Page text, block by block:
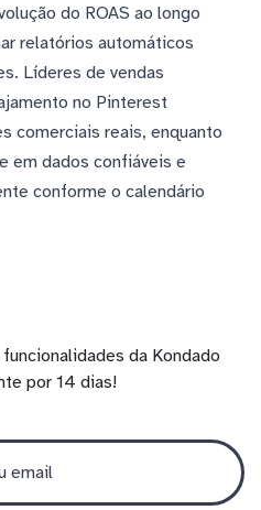
do ROAS ao longo
relatórios automáticos
Líderes de vendas
no Pinterest
comerciais reais, enquanto
em dados confiáveis e
conforme o calendário
da Kondado
por 14 dias!